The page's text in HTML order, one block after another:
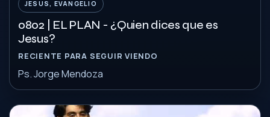
JESUS, EVANGELIO
0802 | EL PLAN - ¿Quien dices que es
Jesus?
RECIENTE PARA SEGUIR VIENDO
Ps. Jorge Mendoza